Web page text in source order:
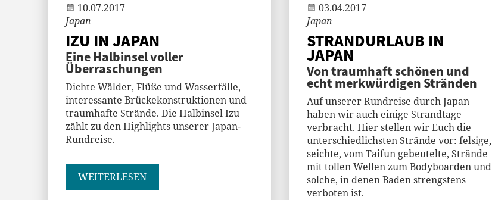
10.07.2017
Japan
IZU IN JAPAN
Eine Halbinsel voller
Überraschungen
Dichte Wälder, Flüße und Wasserfälle,
interessante Brückekonstruktionen und
traumhafte Strände. Die Halbinsel Izu
zählt zu den Highlights unserer Japan-
Rundreise.
WEITERLESEN
03.04.2017
Japan
STRANDURLAUB IN
JAPAN
Von traumhaft schönen und
echt merkwürdigen Stränden
Auf unserer Rundreise durch Japan
haben wir auch einige Strandtage
verbracht. Hier stellen wir Euch die
unterschiedlichsten Strände vor: felsige,
seichte, vom Taifun gebeutelte, Strände
mit tollen Wellen zum Bodyboarden und
solche, in denen Baden strengstens
verboten ist.